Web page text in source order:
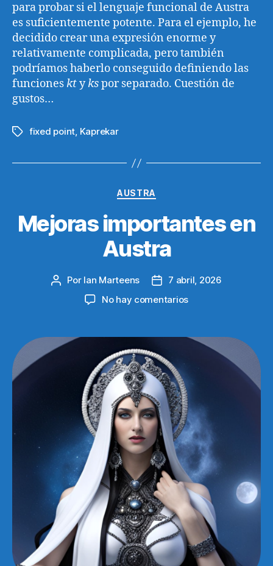
para probar si el lenguaje funcional de Austra
es suficientemente potente. Para el ejemplo, he
decidido crear una expresión enorme y
relativamente complicada, pero también
podríamos haberlo conseguido definiendo las
funciones ktykspor separado. Cuestión de
gustos…
Etiquetas
fixed point, Kaprekar
Categorías
AUSTRA
Mejoras importantes en
Austra
Autor
Por Ian Marteens
Fecha7 abril, 2026
No hay comentariosen
en
Austra